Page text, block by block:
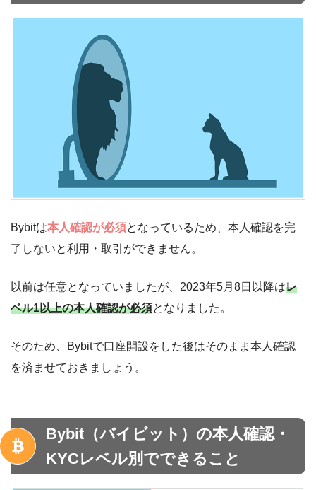
Bybitは本人確認が必須となっているため、本人確認を完
了しないと利用・取引ができません。
以前は任意となっていましたが、2023年5月8日以降はレ
ベル1以上の本人確認が必須となりました。
そのため、Bybitで口座開設をした後はそのまま本人確認
を済ませておきましょう。
Bybit（バイビット）の本人確認・
KYCレベル別でできること